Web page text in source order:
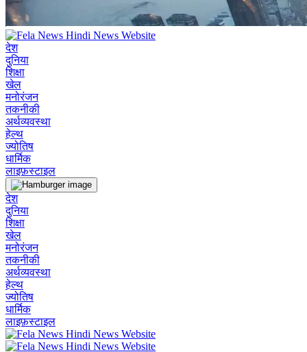
देश
दुनिया
शिक्षा
खेल
मनोरंजन
तकनीकी
अर्थव्यवस्था
हेल्थ
ज्योतिष
धार्मिक
लाइफ़स्टाइल
देश
दुनिया
शिक्षा
खेल
मनोरंजन
तकनीकी
अर्थव्यवस्था
हेल्थ
ज्योतिष
धार्मिक
लाइफ़स्टाइल